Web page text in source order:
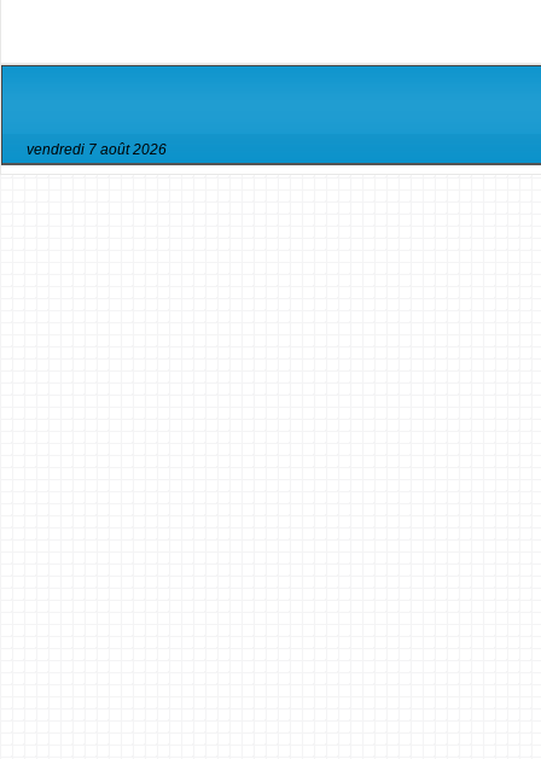
vendredi 7 août 2026